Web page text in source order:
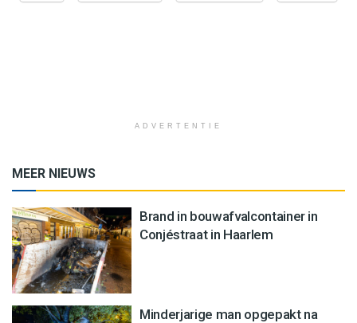
ADVERTENTIE
MEER NIEUWS
Brand in bouwafvalcontainer in
Conjéstraat in Haarlem
Minderjarige man opgepakt na